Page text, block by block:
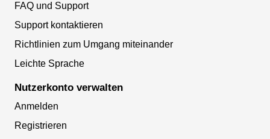
FAQ und Support
Support kontaktieren
Richtlinien zum Umgang miteinander
Leichte Sprache
Nutzerkonto verwalten
Anmelden
Registrieren